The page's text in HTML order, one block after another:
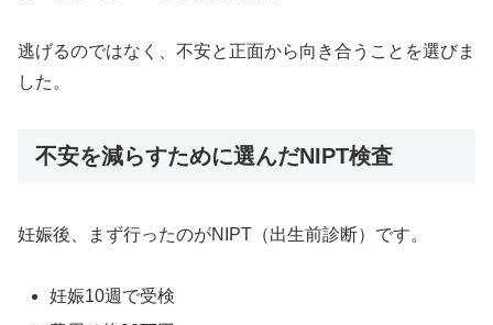
逃げるのではなく、不安と正面から向き合うことを選びま
した。
不安を減らすために選んだNIPT検査
妊娠後、まず行ったのがNIPT（出生前診断）です。
妊娠10週で受検